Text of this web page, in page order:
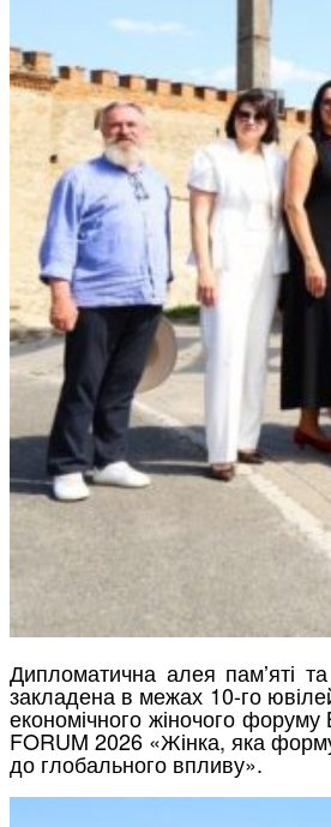
Дипломатична алея памʼяті
закладена в межах 10-го
економічного жіночого
FORUM 2026 «Жінка, яка
до глобального впливу».